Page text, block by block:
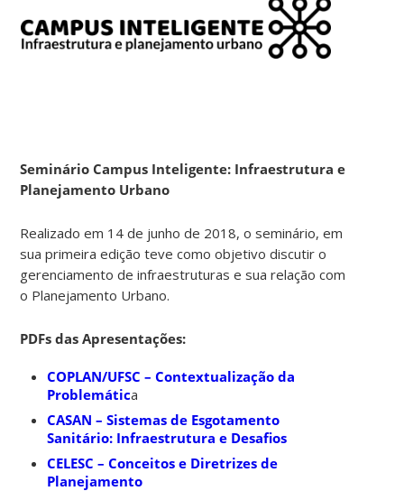
Seminário Campus Inteligente: Infraestrutura e
Planejamento Urbano
Realizado em 14 de junho de 2018, o seminário, em
sua primeira edição teve como objetivo discutir o
gerenciamento de infraestruturas e sua relação com
o Planejamento Urbano.
PDFs das Apresentações:
COPLAN/UFSC – Contextualização da
Problemática
CASAN – Sistemas de Esgotamento
Sanitário: Infraestrutura e Desafios
CELESC – Conceitos e Diretrizes de
Planejamento